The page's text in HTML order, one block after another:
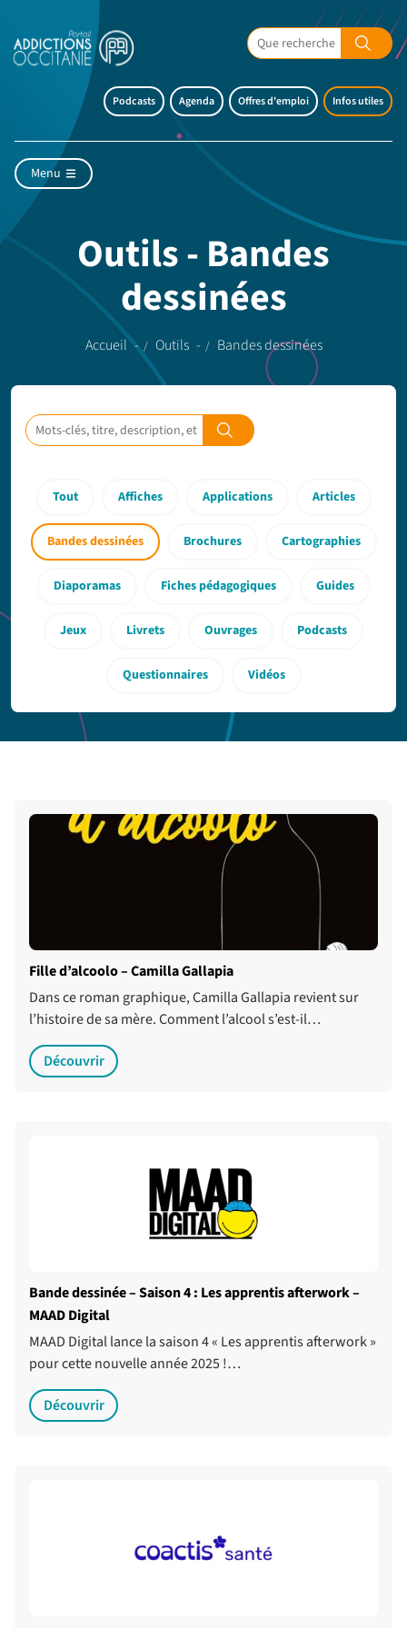
Podcasts Agenda Offres d'emploi Infos utiles
Menu
Outils - Bandes
dessinées
Accueil Outils Bandes dessinées
Tout Affiches Applications Articles
Bandes dessinées Brochures Cartographies
Diaporamas Fiches pédagogiques Guides
Jeux Livrets Ouvrages Podcasts
Questionnaires Vidéos
Fille d’alcoolo – Camilla Gallapia
Dans ce roman graphique, Camilla Gallapia revient sur
l’histoire de sa mère. Comment l’alcool s’est-il…
Découvrir
Bande dessinée – Saison 4 : Les apprentis afterwork –
MAAD Digital
MAAD Digital lance la saison 4 « Les apprentis afterwork »
pour cette nouvelle année 2025 !…
Découvrir